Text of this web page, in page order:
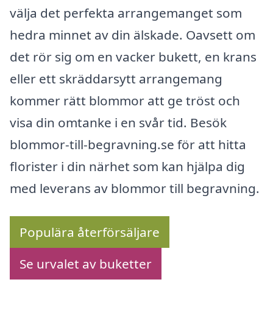
välja det perfekta arrangemanget som
hedra minnet av din älskade. Oavsett om
det rör sig om en vacker bukett, en krans
eller ett skräddarsytt arrangemang
kommer rätt blommor att ge tröst och
visa din omtanke i en svår tid. Besök
blommor-till-begravning.se för att hitta
florister i din närhet som kan hjälpa dig
med leverans av blommor till begravning.
Populära återförsäljare
Se urvalet av buketter